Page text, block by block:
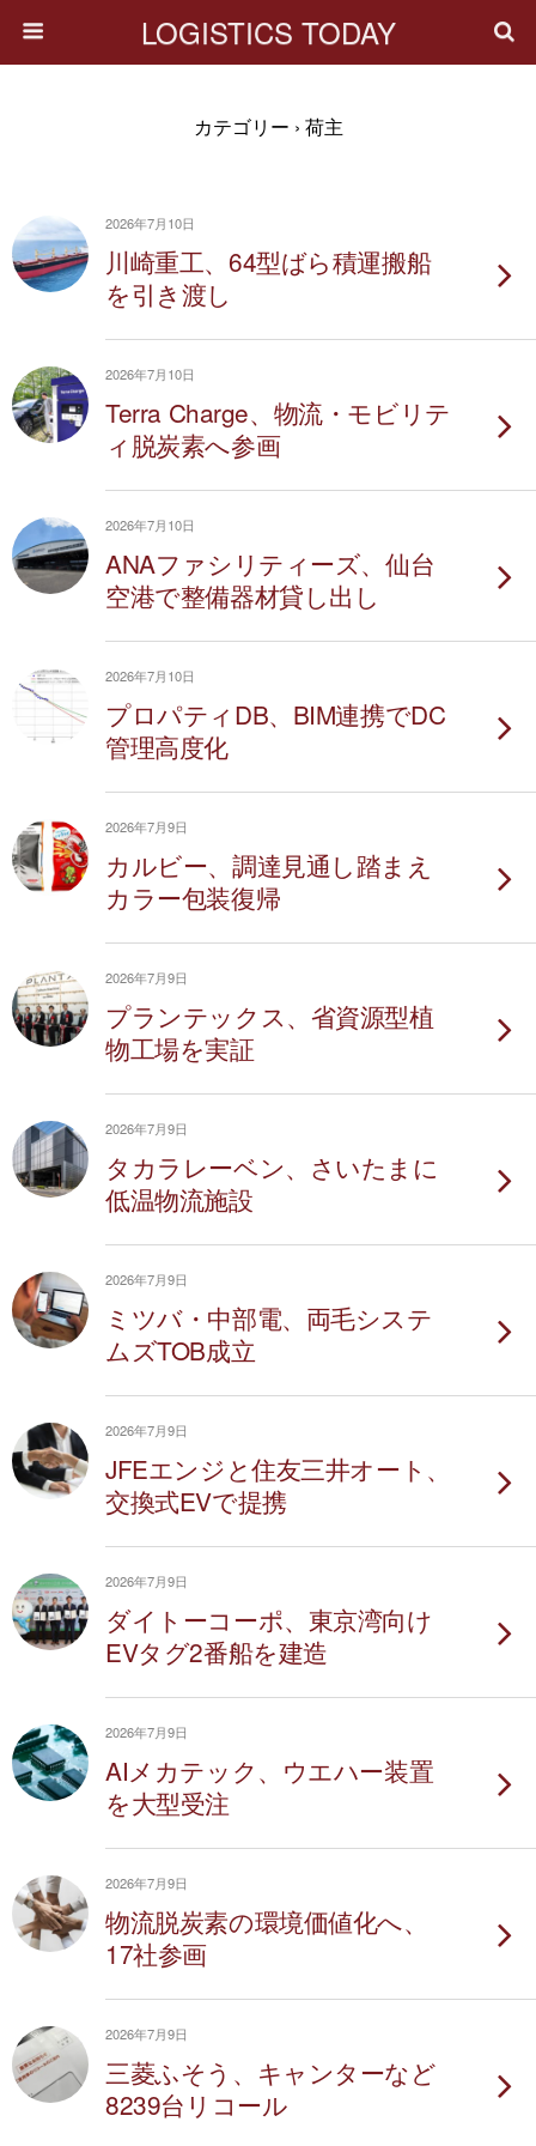
LOGISTICS TODAY
カテゴリー › 荷主
2026年7月10日
川崎重工、64型ばら積運搬船
を引き渡し
2026年7月10日
Terra Charge、物流・モビリテ
ィ脱炭素へ参画
2026年7月10日
ANAファシリティーズ、仙台
空港で整備器材貸し出し
2026年7月10日
プロパティDB、BIM連携でDC
管理高度化
2026年7月9日
カルビー、調達見通し踏まえ
カラー包装復帰
2026年7月9日
プランテックス、省資源型植
物工場を実証
2026年7月9日
タカラレーベン、さいたまに
低温物流施設
2026年7月9日
ミツバ・中部電、両毛システ
ムズTOB成立
2026年7月9日
JFEエンジと住友三井オート、
交換式EVで提携
2026年7月9日
ダイトーコーポ、東京湾向け
EVタグ2番船を建造
2026年7月9日
AIメカテック、ウエハー装置
を大型受注
2026年7月9日
物流脱炭素の環境価値化へ、
17社参画
2026年7月9日
三菱ふそう、キャンターなど
8239台リコール